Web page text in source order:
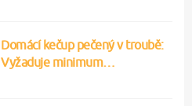
Domácí kečup pečený v troubě:
Vyžaduje minimum…